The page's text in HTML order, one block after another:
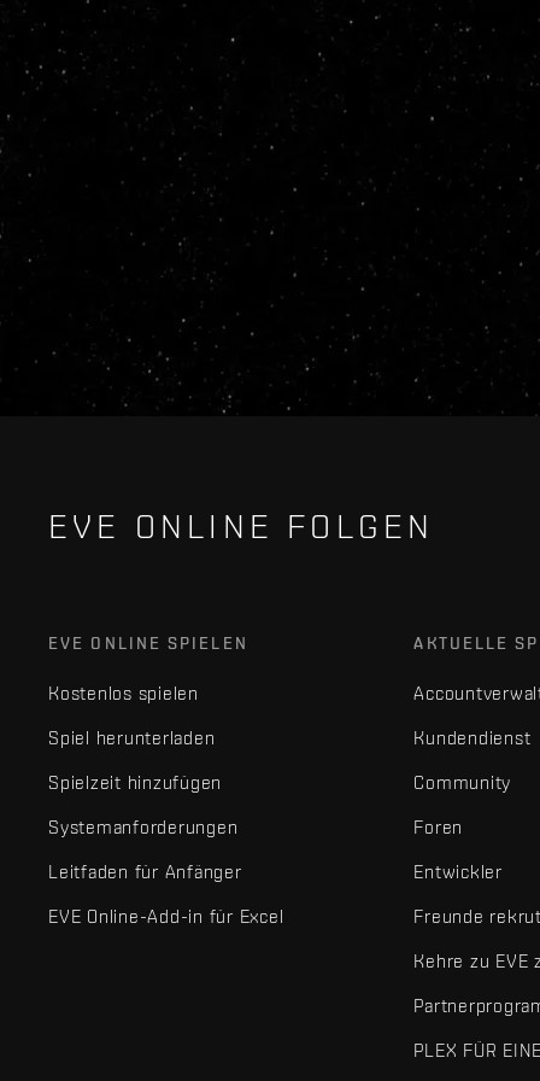
EVE ONLINE FOLGEN
EVE ONLINE SPIELEN
Kostenlos spielen
Spiel herunterladen
Spielzeit hinzufügen
Systemanforderungen
Leitfaden für Anfänger
EVE Online-Add-in für Excel
AKTUELLE
Kundendienst
Community
Foren
Entwickler
Freunde
Kehre zu EVE
PLEX FÜR